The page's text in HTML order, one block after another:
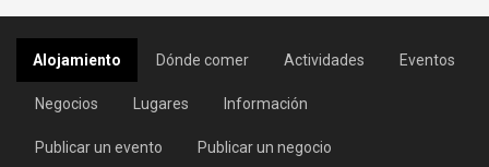
Alojamiento Dónde comer Actividades Eventos
Negocios Lugares Información
Publicar un evento Publicar un negocio